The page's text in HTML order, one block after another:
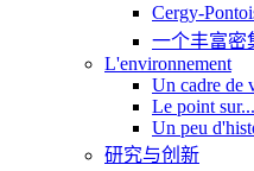
Cergy-
一个丰富密
L'environnement
Un cadre de
Le point sur...
Un peu
研究与创新